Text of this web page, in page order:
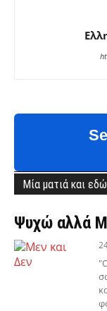
Μία ματιά και
Ψυχώ αλλά